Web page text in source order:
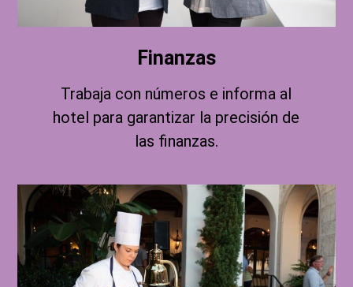
Finanzas
Trabaja con números e informa al
hotel para garantizar la precisión de
las finanzas.